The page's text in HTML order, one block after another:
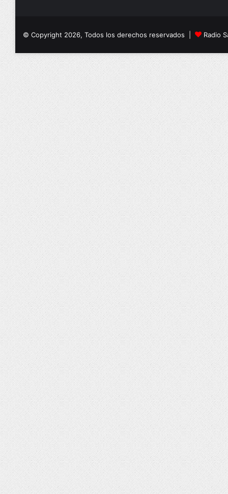
© Copyright 2026, Todos los derechos reservados | Radio